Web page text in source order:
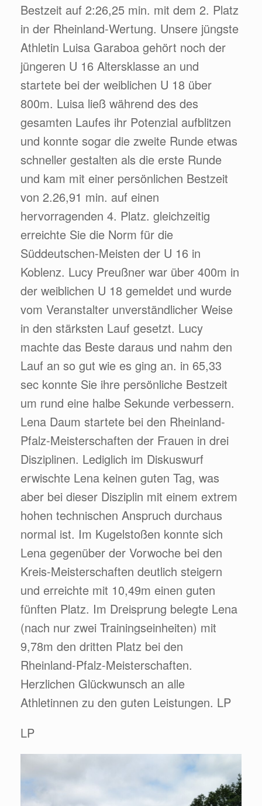
Bestzeit auf 2:26,25 min. mit dem 2. Platz
in der Rheinland-Wertung. Unsere jüngste
Athletin Luisa Garaboa gehört noch der
jüngeren U 16 Altersklasse an und
startete bei der weiblichen U 18 über
800m. Luisa ließ während des des
gesamten Laufes ihr Potenzial aufblitzen
und konnte sogar die zweite Runde etwas
schneller gestalten als die erste Runde
und kam mit einer persönlichen Bestzeit
von 2.26,91 min. auf einen
hervorragenden 4. Platz. gleichzeitig
erreichte Sie die Norm für die
Süddeutschen-Meisten der U 16 in
Koblenz. Lucy Preußner war über 400m in
der weiblichen U 18 gemeldet und wurde
vom Veranstalter unverständlicher Weise
in den stärksten Lauf gesetzt. Lucy
machte das Beste daraus und nahm den
Lauf an so gut wie es ging an. in 65,33
sec konnte Sie ihre persönliche Bestzeit
um rund eine halbe Sekunde verbessern.
Lena Daum startete bei den Rheinland-
Pfalz-Meisterschaften der Frauen in drei
Disziplinen. Lediglich im Diskuswurf
erwischte Lena keinen guten Tag, was
aber bei dieser Disziplin mit einem extrem
hohen technischen Anspruch durchaus
normal ist. Im Kugelstoßen konnte sich
Lena gegenüber der Vorwoche bei den
Kreis-Meisterschaften deutlich steigern
und erreichte mit 10,49m einen guten
fünften Platz. Im Dreisprung belegte Lena
(nach nur zwei Trainingseinheiten) mit
9,78m den dritten Platz bei den
Rheinland-Pfalz-Meisterschaften.
Herzlichen Glückwunsch an alle
Athletinnen zu den guten Leistungen. LP
LP